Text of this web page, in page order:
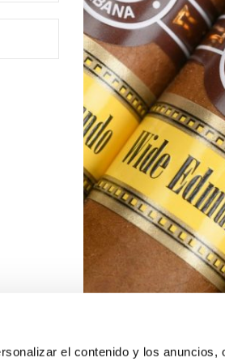
el contenido y los anuncios,